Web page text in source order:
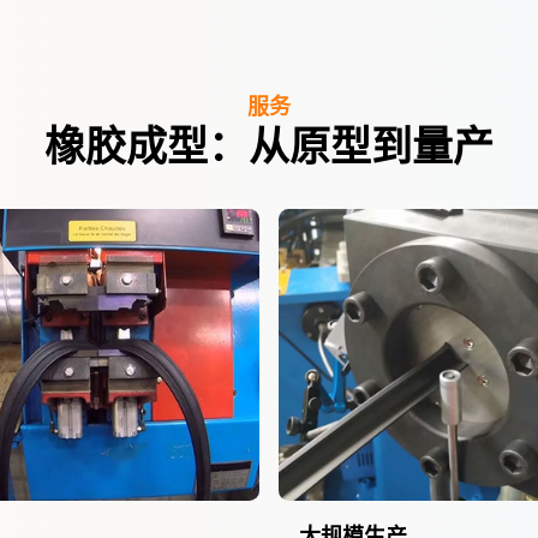
服务
橡胶成型：从原型到量产